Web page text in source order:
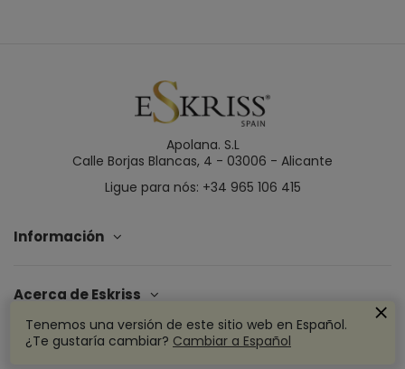
Apolana. S.L
Calle Borjas Blancas, 4 - 03006 - Alicante
Ligue para nós: +34 965 106 415
Información
Acerca de Eskriss
Tenemos una versión de este sitio web en Español.
¿Te gustaría cambiar? Cambiar a Español